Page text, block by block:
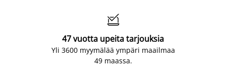

47 vuotta upeita tarjouksia
Yli 3600 myymälää ympäri maailmaa
49 maassa.